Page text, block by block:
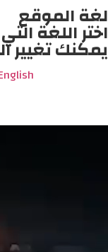
لغة الموقع
اختر اللغة
يمكنك تغيير